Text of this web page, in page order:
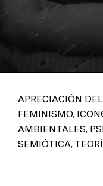
APRECIACIÓN
FEMINISMO,
AMBIENTALES,
SEMIÓTICA,